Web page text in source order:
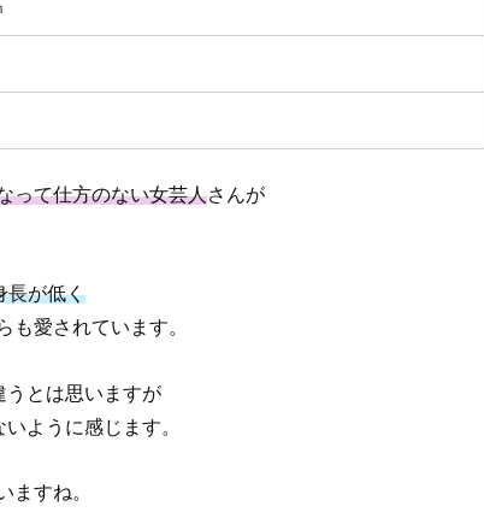
って仕方のない女芸人さんが
長が低く
愛されています。
うとは思いますが
ように感じます。
ますね。